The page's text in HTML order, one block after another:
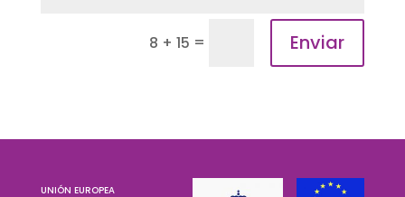
8 + 15 = Enviar
UNIÓN EUROPEA